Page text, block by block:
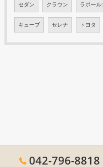
セダン クラウン ラポー
キューブ セレナ トヨタ
042-796-8818